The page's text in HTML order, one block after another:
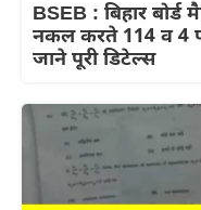
BSEB : बिहार बोर्ड
नकल करते 114 व 4
जाने पूरी डिटेल्स